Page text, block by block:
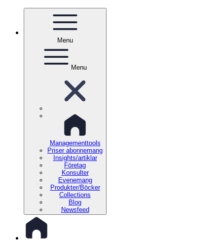
Menu
Menu
Managementtools
Priser abonnemang
Insights/artiklar
Företag
Konsulter
Evenemang
Produkter/Böcker
Collections
Blog
Newsfeed